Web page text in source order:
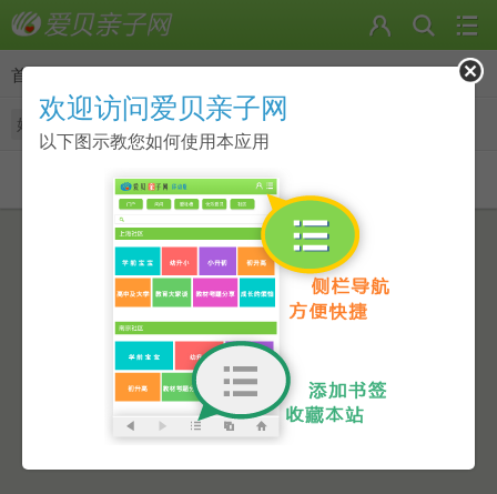
首页
好友的日志 我的日志 随便看看
还没有相关的日志
欢迎访问爱贝亲子网
以下图示教您如何使用本应用